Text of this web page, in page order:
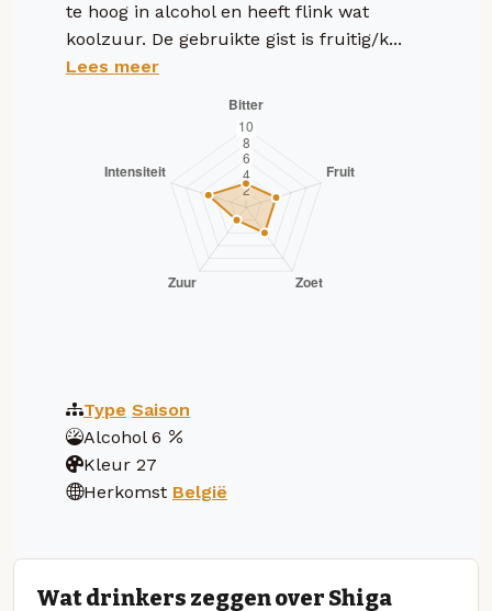
te hoog in alcohol en heeft flink wat
koolzuur. De gebruikte gist is fruitig/k...
Lees meer
Type Saison
Alcohol 6
Kleur 27
Herkomst België
Wat drinkers zeggen over Shiga